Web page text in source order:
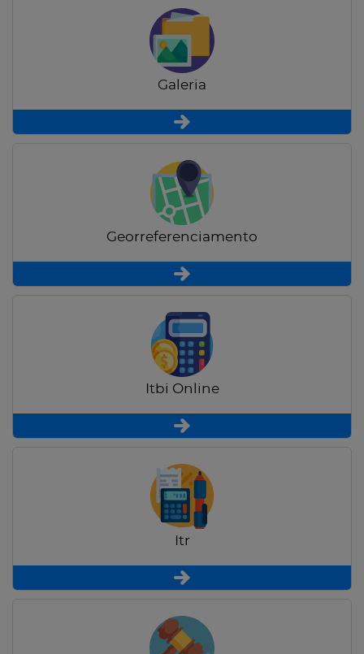
Galeria
Georreferenciamento
Itbi Online
Itr